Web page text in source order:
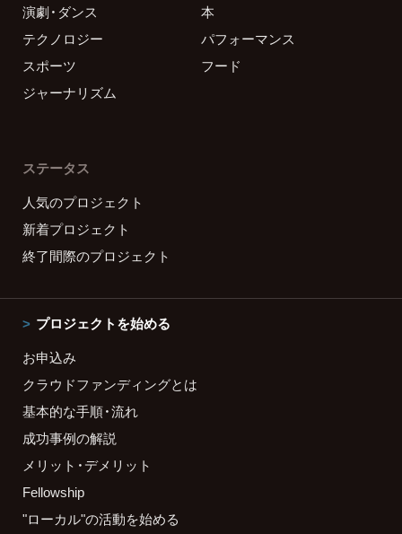
演劇・ダンス
本
テクノロジー
パフォーマンス
スポーツ
フード
ジャーナリズム
ステータス
人気のプロジェクト
新着プロジェクト
終了間際のプロジェクト
プロジェクトを始める
お申込み
クラウドファンディングとは
基本的な手順・流れ
成功事例の解説
メリット・デメリット
Fellowship
"ローカル"の活動を始める